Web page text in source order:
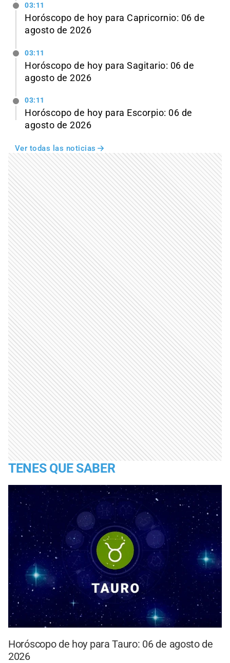
03:11
Horóscopo de hoy para Capricornio: 06 de
agosto de 2026
03:11
Horóscopo de hoy para Sagitario: 06 de
agosto de 2026
03:11
Horóscopo de hoy para Escorpio: 06 de
agosto de 2026
Ver todas las noticias
TENES QUE SABER
Horóscopo de hoy para Tauro: 06 de agosto de
2026